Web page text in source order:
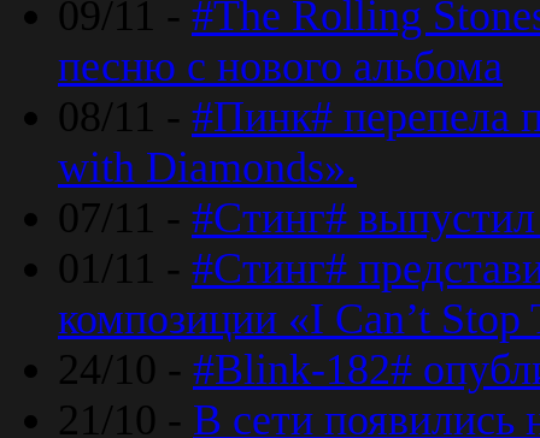
09/11 - #The Rolling
песню с нового альбома
08/11 - #Пинк# перепела
with Diamonds».
07/11 - #Стинг#
01/11 - #Стинг#
композиции «I Can’t
24/10 - #Blink-182#
21/10 - В сети появились